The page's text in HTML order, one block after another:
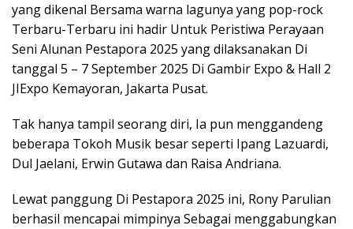
yang dikenal Bersama warna lagunya yang pop-rock
Terbaru-Terbaru ini hadir Untuk Peristiwa Perayaan
Seni Alunan Pestapora 2025 yang dilaksanakan Di
tanggal 5 – 7 September 2025 Di Gambir Expo & Hall 2
JIExpo Kemayoran, Jakarta Pusat.
Tak hanya tampil seorang diri, Ia pun menggandeng
beberapa Tokoh Musik besar seperti Ipang Lazuardi,
Dul Jaelani, Erwin Gutawa dan Raisa Andriana.
Lewat panggung Di Pestapora 2025 ini, Rony Parulian
berhasil mencapai mimpinya Sebagai menggabungkan